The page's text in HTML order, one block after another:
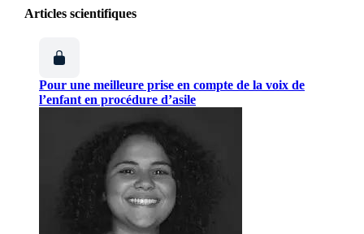
Articles scientifiques
Pour une meilleure prise en compte de la voix de
l’enfant en procédure d’asile